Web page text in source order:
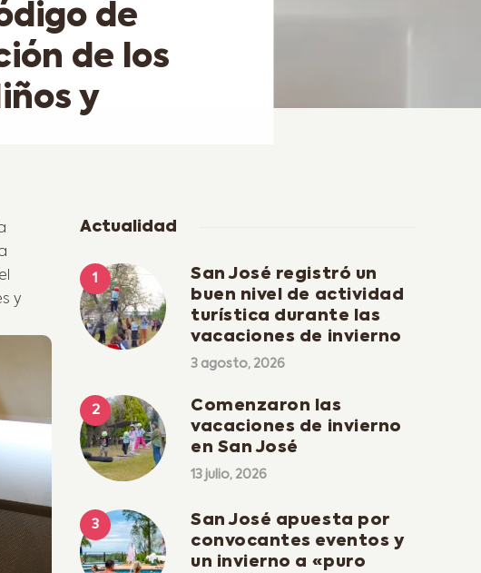
de
de los
y
y
Actualidad
San José registró un
buen nivel de actividad
turística durante las
vacaciones de invierno
3 agosto, 2026
Comenzaron las
vacaciones de invierno
en San José
13 julio, 2026
San José apuesta por
convocantes eventos y
un invierno a «puro